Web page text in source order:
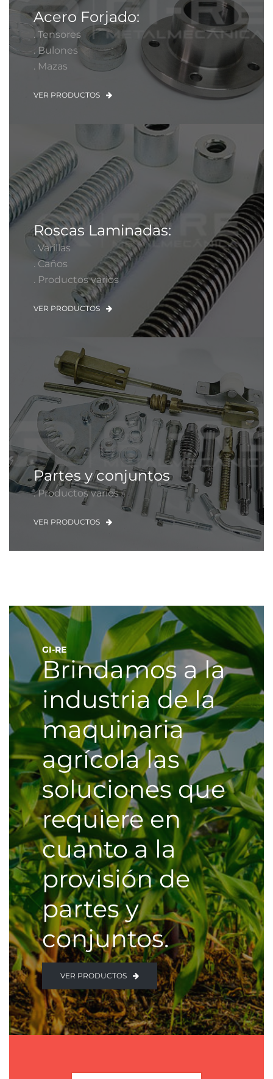
Acero Forjado:
. Tensores
. Bulones
. Mazas
VER PRODUCTOS
Roscas Laminadas:
. Varillas
. Caños
. Productos varios
VER PRODUCTOS
Partes y conjuntos
. Productos varios
VER PRODUCTOS
GI-RE
Brindamos a la
industria de la
maquinaria
agrícola las
soluciones que
requiere en
cuanto a la
provisión de
partes y
conjuntos.
VER PRODUCTOS